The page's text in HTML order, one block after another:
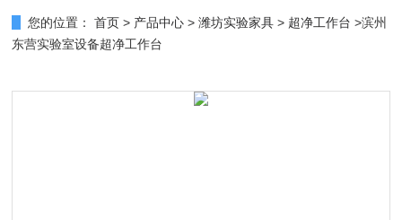
您的位置： 首页 > 产品中心 >潍坊实验家具 > 超净工作台 >滨州
东营实验室设备超净工作台